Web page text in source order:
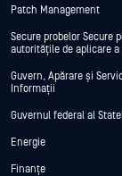
Patch Management
Secure probelor Secure
autoritățile de aplicare a
Guvern, Apărare și
Informații
Guvernul federal al
Energie
Finanțe